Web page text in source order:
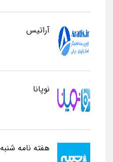
آراتیس
نوپانا
هفته نامه شنبه